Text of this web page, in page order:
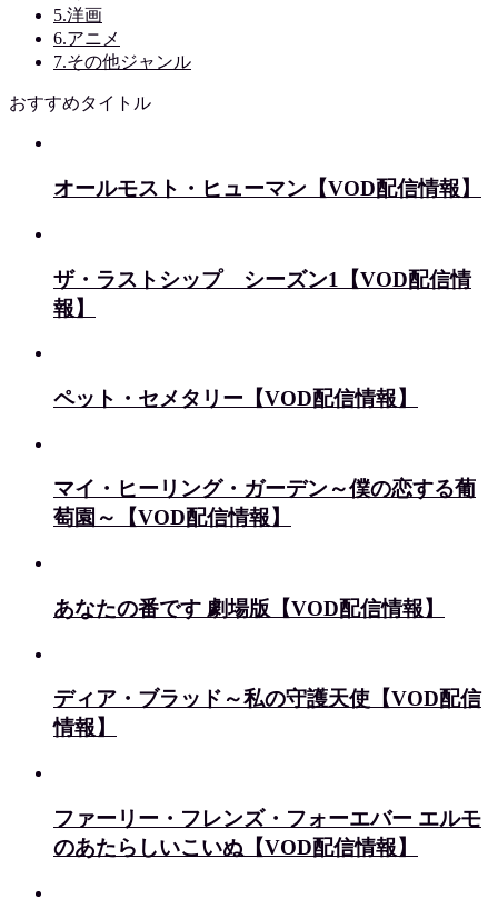
5.洋画
6.アニメ
7.その他ジャンル
おすすめタイトル
オールモスト・ヒューマン【VOD配信情報】
ザ・ラストシップ シーズン1【VOD配信情
報】
ペット・セメタリー【VOD配信情報】
マイ・ヒーリング・ガーデン～僕の恋する葡
萄園～【VOD配信情報】
あなたの番です 劇場版【VOD配信情報】
ディア・ブラッド～私の守護天使【VOD配信
情報】
ファーリー・フレンズ・フォーエバー エルモ
のあたらしいこいぬ【VOD配信情報】